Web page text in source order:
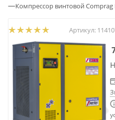
—Компрессор винтовой Comprag
Артикул: